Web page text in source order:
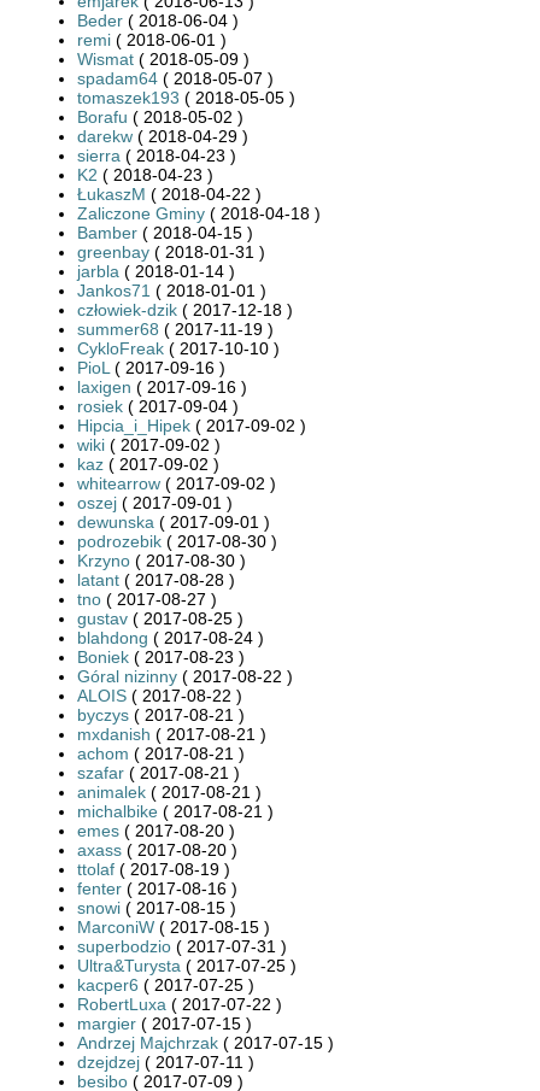
Beder ( 2018-06-04 )
remi ( 2018-06-01 )
Wismat ( 2018-05-09 )
spadam64 ( 2018-05-07 )
tomaszek193 ( 2018-05-05 )
Borafu ( 2018-05-02 )
darekw ( 2018-04-29 )
sierra ( 2018-04-23 )
K2 ( 2018-04-23 )
ŁukaszM ( 2018-04-22 )
Zaliczone Gminy ( 2018-04-18 )
Bamber ( 2018-04-15 )
greenbay ( 2018-01-31 )
jarbla ( 2018-01-14 )
Jankos71 ( 2018-01-01 )
człowiek-dzik ( 2017-12-18 )
summer68 ( 2017-11-19 )
CykloFreak ( 2017-10-10 )
PioL ( 2017-09-16 )
laxigen ( 2017-09-16 )
rosiek ( 2017-09-04 )
Hipcia_i_Hipek ( 2017-09-02 )
wiki ( 2017-09-02 )
kaz ( 2017-09-02 )
whitearrow ( 2017-09-02 )
oszej ( 2017-09-01 )
dewunska ( 2017-09-01 )
podrozebik ( 2017-08-30 )
Krzyno ( 2017-08-30 )
latant ( 2017-08-28 )
tno ( 2017-08-27 )
gustav ( 2017-08-25 )
blahdong ( 2017-08-24 )
Boniek ( 2017-08-23 )
Góral nizinny ( 2017-08-22 )
ALOIS ( 2017-08-22 )
byczys ( 2017-08-21 )
mxdanish ( 2017-08-21 )
achom ( 2017-08-21 )
szafar ( 2017-08-21 )
animalek ( 2017-08-21 )
michalbike ( 2017-08-21 )
emes ( 2017-08-20 )
axass ( 2017-08-20 )
ttolaf ( 2017-08-19 )
fenter ( 2017-08-16 )
snowi ( 2017-08-15 )
MarconiW ( 2017-08-15 )
superbodzio ( 2017-07-31 )
Ultra&Turysta ( 2017-07-25 )
kacper6 ( 2017-07-25 )
RobertLuxa ( 2017-07-22 )
margier ( 2017-07-15 )
Andrzej Majchrzak ( 2017-07-15 )
dzejdzej ( 2017-07-11 )
besibo ( 2017-07-09 )